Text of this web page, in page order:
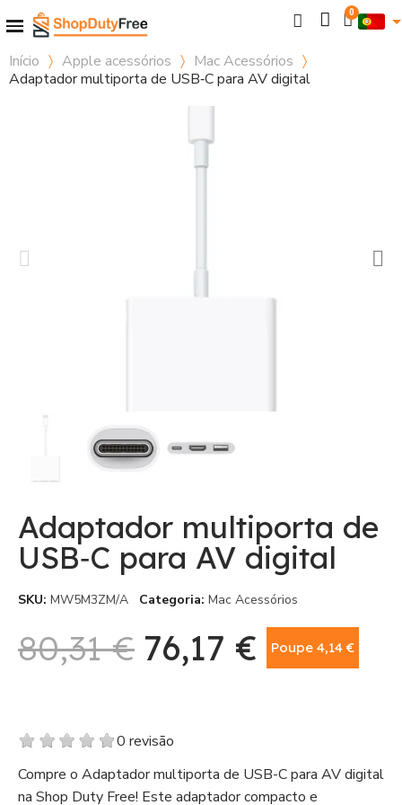
Início Apple acessórios
Mac Acessórios
Adaptador multiporta de USB‑C para AV digital
Adaptador multiporta de
USB‑C para AV digital
SKU MW5M3ZM/A Categoria Mac Acessórios
80,31 € 76,17 € Poupe 4,14 €
0 revisão
Compre o Adaptador multiporta de USB-C para AV digital
na Shop Duty Free! Este adaptador compacto e